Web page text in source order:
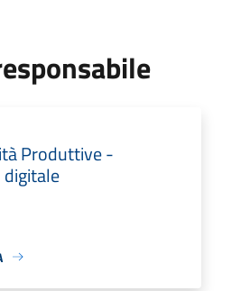
Produttive -
digitale